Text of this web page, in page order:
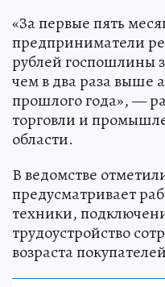
«За первые пять
предприниматели
рублей госпошлины
чем в два раза выше
прошлого года», —
торговли и
области.
В ведомстве
предусматривает
техники,
трудоустройство
возраста